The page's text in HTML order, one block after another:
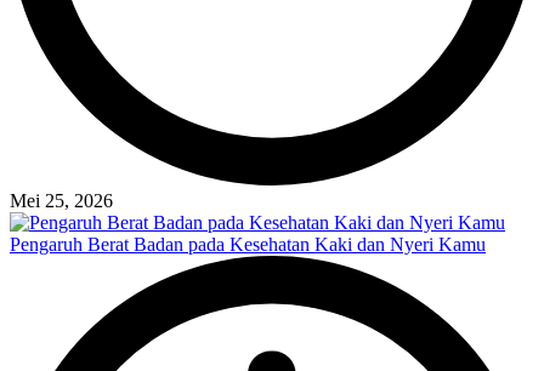
Mei 25, 2026
Pengaruh Berat Badan pada Kesehatan Kaki dan Nyeri Kamu